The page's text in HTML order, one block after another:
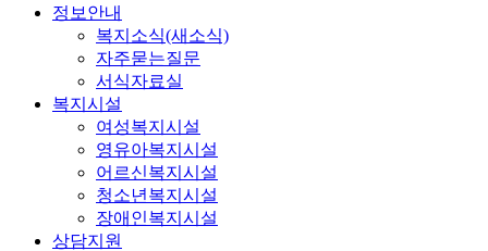
정보안내
복지소식(새소식)
자주묻는질문
서식자료실
복지시설
여성복지시설
영유아복지시설
어르신복지시설
청소년복지시설
장애인복지시설
상담지원